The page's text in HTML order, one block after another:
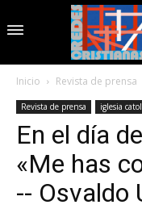
Inicio Revista de prensa
Revista de prensa iglesia
En el día
«Me has
-- Osvaldo